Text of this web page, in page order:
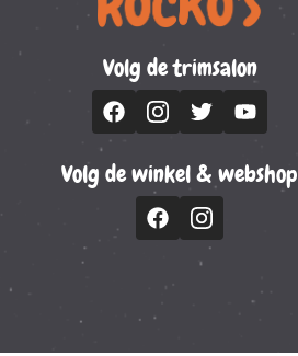
Volg de trimsalon
Volg de winkel & webshop